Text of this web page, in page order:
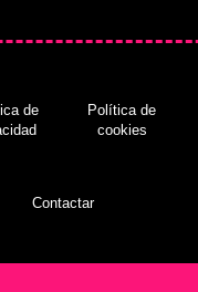
de
Política de
cookies
Contactar